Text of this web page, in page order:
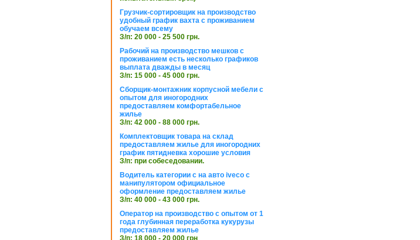
Грузчик-сортировщик на производство
удобный график вахта с проживанием
обучаем всему
З/п: 20 000 - 25 500 грн.
Рабочий на производство мешков с
проживанием есть несколько графиков
выплата дважды в месяц
З/п: 15 000 - 45 000 грн.
Сборщик-монтажник корпусной мебели с
опытом для иногородних
предоставляем комфортабельное
жилье
З/п: 42 000 - 88 000 грн.
Комплектовщик товара на склад
предоставляем жилье для иногородних
график пятидневка хорошие условия
З/п: при собеседовании.
Водитель категории с на авто iveco с
манипулятором официальное
оформление предоставляем жилье
З/п: 40 000 - 43 000 грн.
Оператор на производство с опытом от 1
года глубинная переработка кукурузы
предоставляем жилье
З/п: 18 000 - 20 000 грн